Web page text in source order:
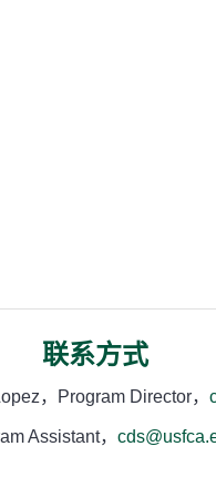
联系方式
，Program Director，
Assistant，